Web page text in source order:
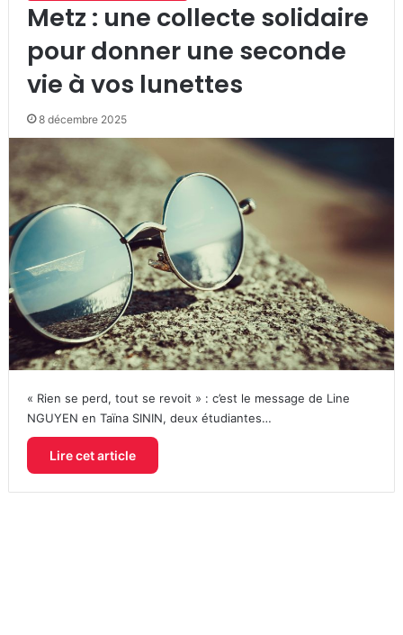
Metz : une collecte solidaire
pour donner une seconde
vie à vos lunettes
8 décembre 2025
« Rien se perd, tout se revoit » : c’est le message de Line
NGUYEN en Taïna SININ, deux étudiantes…
Lire cet article